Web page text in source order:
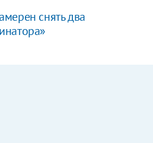
снять два